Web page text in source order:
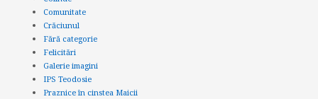
Comunitate
Crăciunul
Fără categorie
Felicitări
Galerie imagini
IPS Teodosie
Praznice în cinstea Maicii